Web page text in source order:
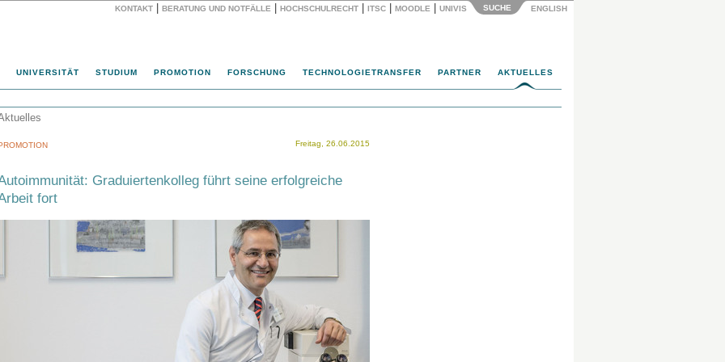
KONTAKT BERATUNG UND NOTFÄLLE HOCHSCHULRECHT ITSC MOODLE UNIVIS SUCHE ENGLISH
UNIVERSITÄT STUDIUM PROMOTION FORSCHUNG TECHNOLOGIETRANSFER PARTNER AKTUELLES
Freitag, 26.06.2015
Graduiertenkolleg führt seine erfolgreiche
fort